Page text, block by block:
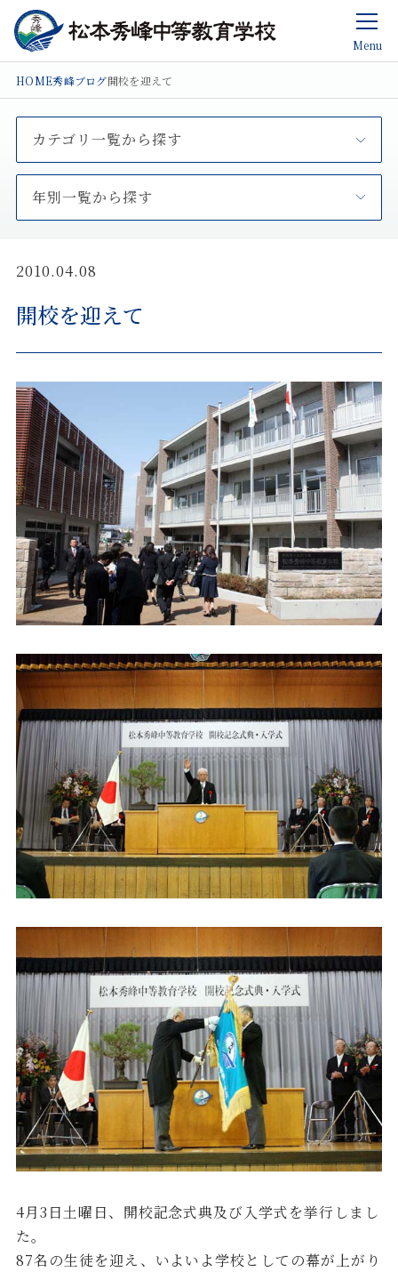
Menu
HOME秀峰ブログ開校を迎えて
カテゴリ一覧から探す
年別一覧から探す
2010.04.08
開校を迎えて
4月3日土曜日、開校記念式典及び入学式を挙行しまし
た。
87名の生徒を迎え、いよいよ学校としての幕が上がり